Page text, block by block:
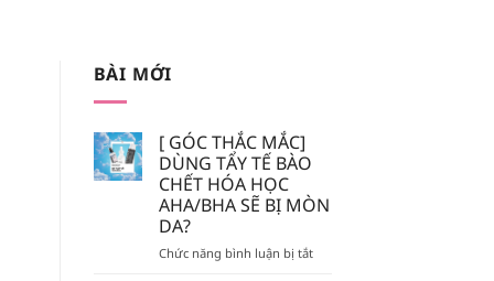
BÀI MỚI
[ GÓC THẮC MẮC]
DÙNG TẨY TẾ BÀO
CHẾT HÓA HỌC
AHA/BHA SẼ BỊ MÒN
DA?
Chức năng bình luận bị tắtở